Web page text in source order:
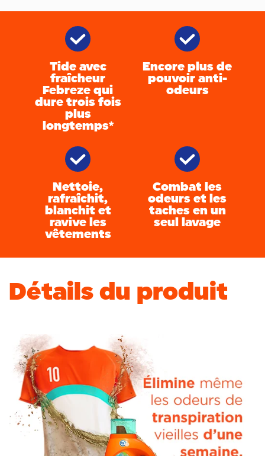
Tide avec
fraîcheur
Febreze qui
dure trois fois
plus
longtemps*
Encore plus de
pouvoir anti-
odeurs
Nettoie,
rafraîchit,
blanchit et
ravive les
vêtements
Combat les
odeurs et les
taches en un
seul lavage
Détails du produit